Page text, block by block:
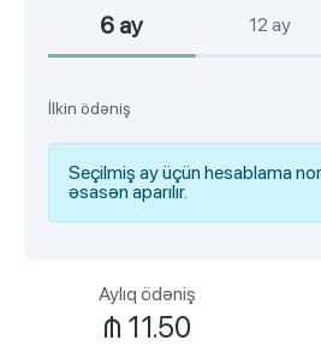
6 ay 12 ay
İlkin ödəniş
Seçilmiş ay üçün hesablama
əsasən aparılır.
Aylıq ödəniş
₼ 11.50